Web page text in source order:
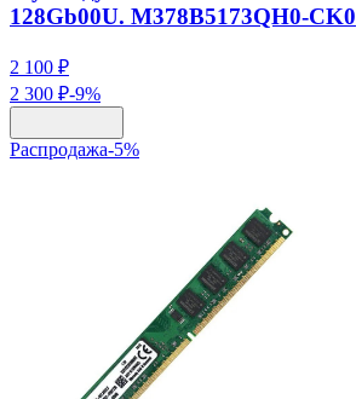
128Gb00U. M378B5173QH0-CK0
2 100 ₽
2 300 ₽-9%
Распродажа-5%